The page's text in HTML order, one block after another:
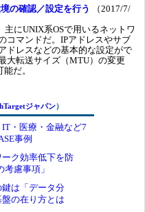
の確認／設定を行う
（2017/7/
にUNIX系OSで用いるネットワ
コマンドだ。IPアドレスやサブ
ドレスなどの基本的な設定がで
大転送サイズ（MTU）の変更
だ。
ジャパン）
・医療・金融など7
事例
ク効率低下を防
慮事項」
は「データ分
の在り方とは